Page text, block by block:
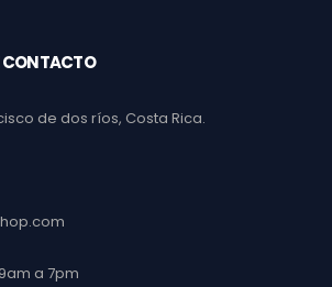
CONTACTO
de dos ríos, Costa Rica.
a 7pm